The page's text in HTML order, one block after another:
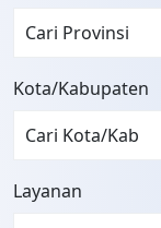
Cari Provinsi
Kota/Kabupaten
Layanan